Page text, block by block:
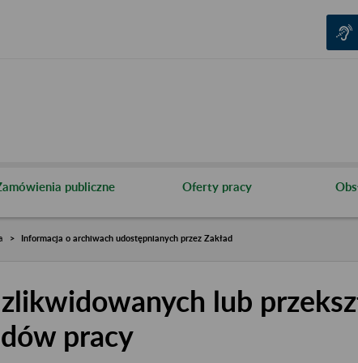
publiczne Oferty pracy
Informacja o archiwach udostępnianych przez Zakład
lub
pracy